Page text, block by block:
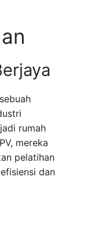
rumah
mereka
pelatihan
dan